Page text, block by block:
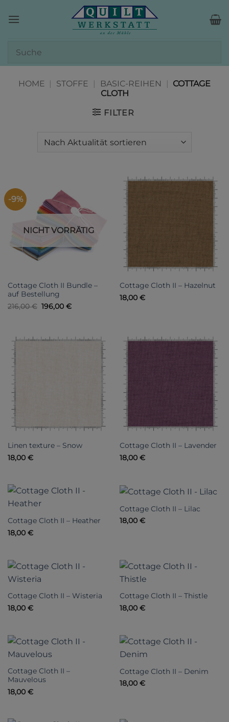
Inhalt
HOME | STOFFE | BASIC-REIHEN | COTTAGE
CLOTH
FILTER
-9%
NICHT VORRÄTIG
Cottage Cloth II Bundle –
auf Bestellung
216,00€ Ursprünglicher
Preis
196,00 €Aktueller
Cottage Cloth II – Hazelnut
18,00 €
Linen texture – Snow
18,00 €
Cottage Cloth II – Lavender
18,00 €
Cottage Cloth II – Heather
18,00 €
Cottage Cloth II – Lilac
18,00 €
Cottage Cloth II – Wisteria
18,00 €
Cottage Cloth II – Thistle
18,00 €
Cottage Cloth II –
Mauvelous
18,00 €
Cottage Cloth II – Denim
18,00 €